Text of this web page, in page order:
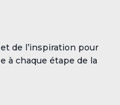
de l’inspiration pour
à chaque étape de la